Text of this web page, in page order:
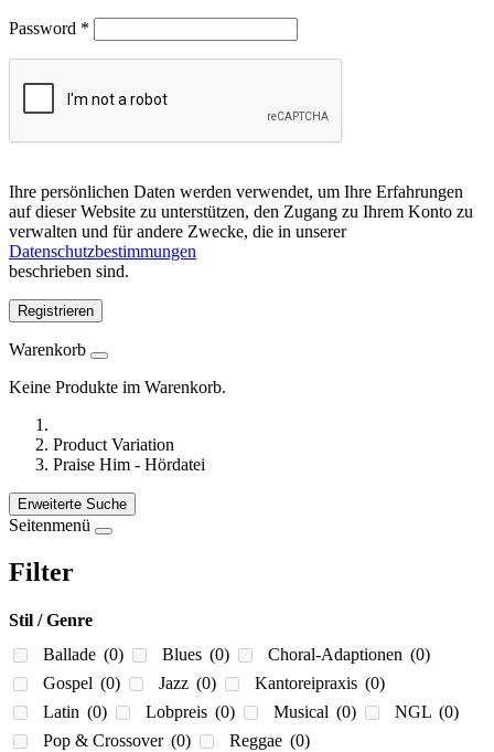
Password *
Ihre persönlichen Daten werden verwendet, um Ihre Erfahrungen
auf dieser Website zu unterstützen, den Zugang zu Ihrem Konto zu
verwalten und für andere Zwecke, die in unserer
Datenschutzbestimmungen
beschrieben sind.
Registrieren
Warenkorb
Keine Produkte im Warenkorb.
Product Variation
Praise Him - Hördatei
Erweiterte Suche
Seitenmenü
Filter
Stil / Genre
Ballade (0) Blues (0) Choral-Adaptionen (0)
Gospel (0) Jazz (0) Kantoreipraxis (0)
Latin (0) Lobpreis (0) Musical (0) NGL (0)
Pop & Crossover (0) Reggae (0)